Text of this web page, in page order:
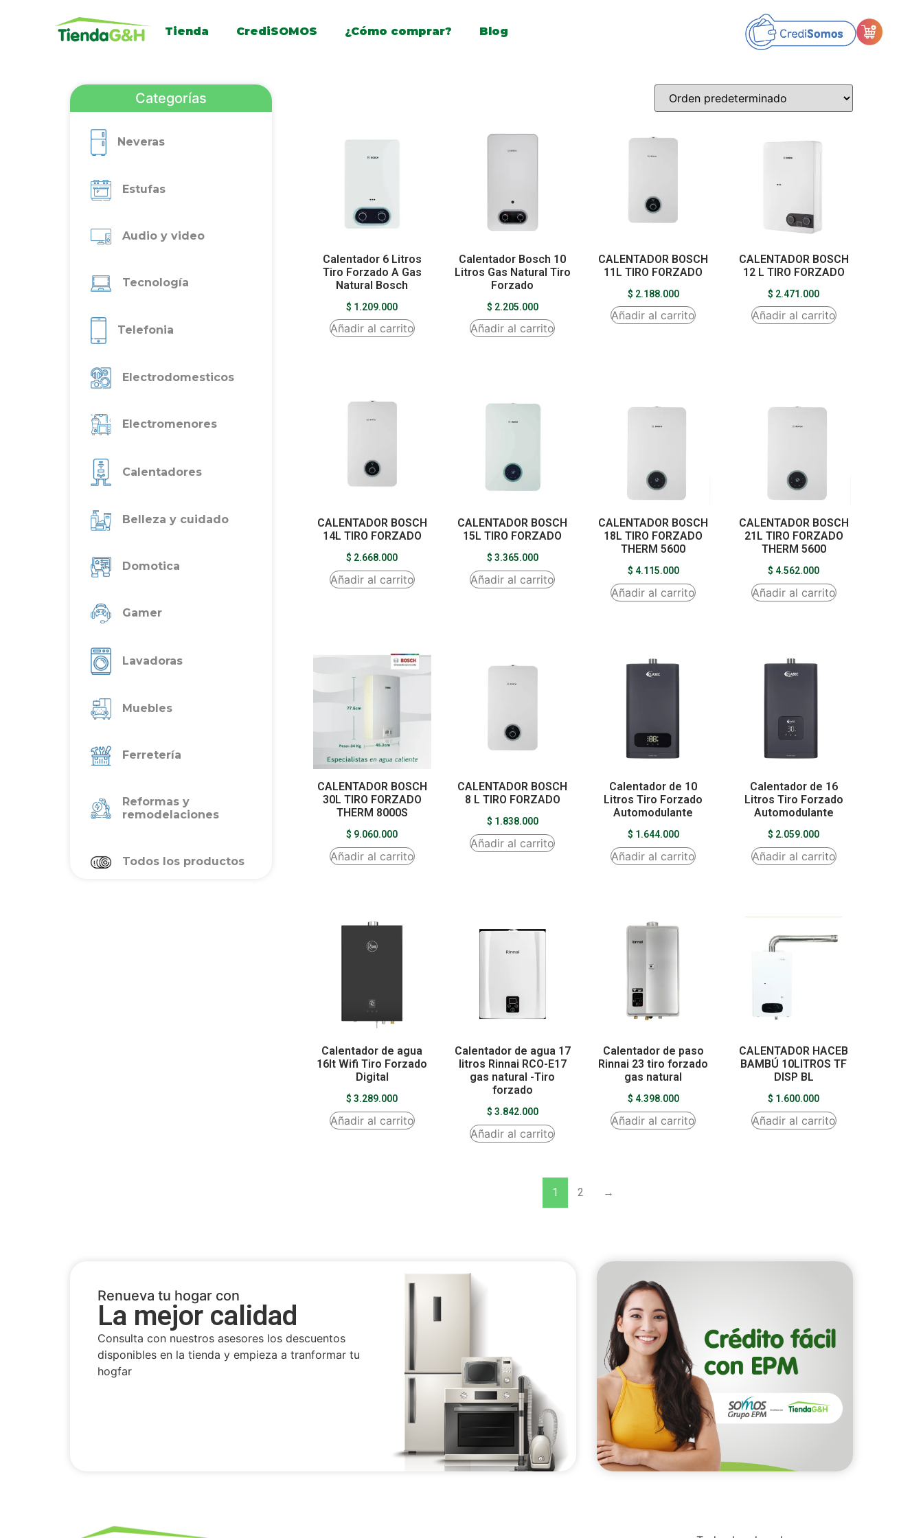
Tienda CrediSOMOS ¿Cómo comprar? Blog
Categorías
Neveras
Estufas
Audio y video
Tecnología
Telefonia
Electrodomesticos
Electromenores
Calentadores
Belleza y cuidado
Domotica
Gamer
Lavadoras
Muebles
Ferretería
Reformas y
remodelaciones
Todos los productos
Calentador 6 Litros
Tiro Forzado A Gas
Natural Bosch
$ 1.209.000
Añadir al carrito
Calentador Bosch 10
Litros Gas Natural Tiro
Forzado
$ 2.205.000
Añadir al carrito
CALENTADOR BOSCH
11L TIRO FORZADO
$ 2.188.000
Añadir al carrito
CALENTADOR BOSCH
12 L TIRO FORZADO
$ 2.471.000
Añadir al carrito
CALENTADOR BOSCH
14L TIRO FORZADO
$ 2.668.000
Añadir al carrito
CALENTADOR BOSCH
15L TIRO FORZADO
$ 3.365.000
Añadir al carrito
CALENTADOR BOSCH
18L TIRO FORZADO
THERM 5600
$ 4.115.000
Añadir al carrito
CALENTADOR BOSCH
21L TIRO FORZADO
THERM 5600
$ 4.562.000
Añadir al carrito
CALENTADOR BOSCH
30L TIRO FORZADO
THERM 8000S
$ 9.060.000
Añadir al carrito
CALENTADOR BOSCH
8 L TIRO FORZADO
$ 1.838.000
Añadir al carrito
Calentador de 10
Litros Tiro Forzado
Automodulante
$ 1.644.000
Añadir al carrito
Calentador de 16
Litros Tiro Forzado
Automodulante
$ 2.059.000
Añadir al carrito
Calentador de agua
16lt Wifi Tiro Forzado
Digital
$ 3.289.000
Añadir al carrito
Calentador de agua 17
litros Rinnai RCO-E17
gas natural -Tiro
forzado
$ 3.842.000
Añadir al carrito
Calentador de paso
Rinnai 23 tiro forzado
gas natural
$ 4.398.000
Añadir al carrito
CALENTADOR HACEB
BAMBÚ 10LITROS TF
DISP BL
$ 1.600.000
Añadir al carrito
1 2 →
Renueva tu hogar con
La mejor calidad
Consulta con nuestros asesores los descuentos
disponibles en la tienda y empieza a tranformar tu
hogfar